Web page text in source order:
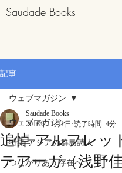
Saudade Books
記事
ウェブマガジン
特集 アジアの群島詩人
つながりあう存在へ
ウェブマガジン
追悼 アルフレッ
テアーガ（浅野佳
Saudade Books
2018年11月1日 読了時間: 4分